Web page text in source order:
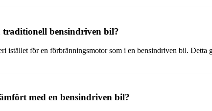
traditionell bensindriven bil?
istället för en förbränningsmotor som i en bensindriven bil.
med en bensindriven bil?